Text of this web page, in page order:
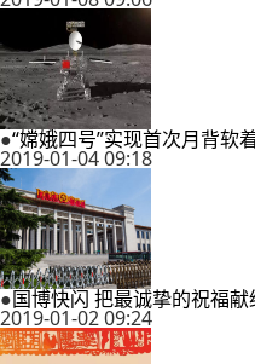
●“嫦娥四号”实现首次月背软
2019-01-04 09:18
●国博快闪 把最诚挚的祝福献
2019-01-02 09:24